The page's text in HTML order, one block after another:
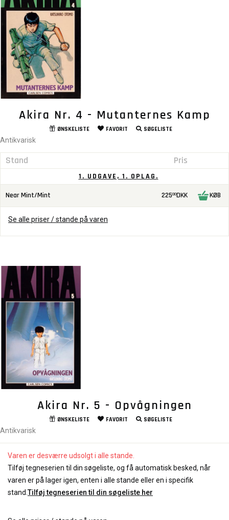
Akira Nr. 4 - Mutanternes Kamp
ØNSKELISTE FAVORIT SØGELISTE
Antikvarisk
Stand Pris
1. UDGAVE, 1. OPLAG.
Near Mint/Mint 22500DKK KØB
Se alle priser / stande på varen
Akira Nr. 5 - Opvågningen
ØNSKELISTE FAVORIT SØGELISTE
Antikvarisk
Varen er desværre udsolgt i alle stande.
Tilføj tegneserien til din søgeliste, og få automatisk besked, når
varen er på lager igen, enten i alle stande eller en i specifik
stand. Tilføj tegneserien til din søgeliste her